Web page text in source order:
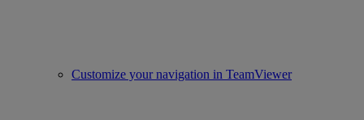
Customize your navigation in TeamViewer